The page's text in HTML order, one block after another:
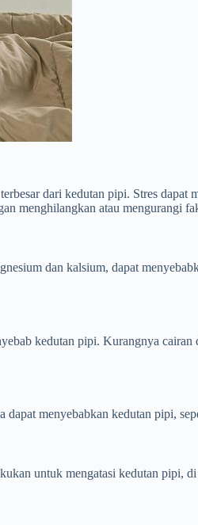
terbesar dari kedutan pipi. Stres
menghilangkan atau mengurangi
dan kalsium, dapat
kedutan pipi. Kurangnya
dapat menyebabkan kedutan pipi,
untuk mengatasi kedutan pipi, di